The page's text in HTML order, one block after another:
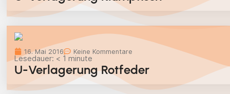
16. Mai 2016 Keine Kommentare
Lesedauer: < 1 minute
U-Verlagerung Rotfeder